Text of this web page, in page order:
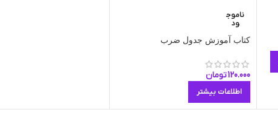
ناموج
ود
کتاب آموزش جدول ضرب
120.000تومان
اطلاعات بیشتر